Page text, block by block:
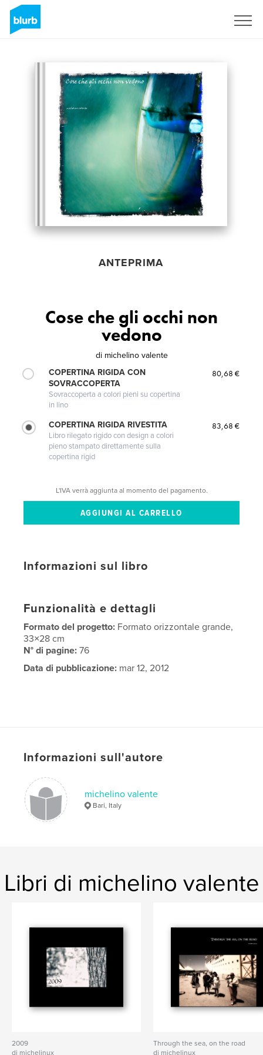
ANTEPRIMA
Cose che gli occhi non
vedono
di michelino valente
COPERTINA RIGIDA CON
SOVRACCOPERTA
Sovraccoperta a colori pieni su copertina
in lino
80,68 €
COPERTINA RIGIDA RIVESTITA
Libro rilegato rigido con design a colori
pieno stampato direttamente sulla
copertina rigid
83,68 €
L'IVA verrà aggiunta al momento del pagamento.
Informazioni sul libro
Funzionalità e dettagli
Formato del progetto: Formato orizzontale grande,
33×28 cm
N° di pagine:76
Data di pubblicazione: mar 12, 2012
Informazioni sull'autore
michelino valente
Bari, Italy
Libri di michelino valente
2009
di michelinux
Through the sea, on the road
di michelinux